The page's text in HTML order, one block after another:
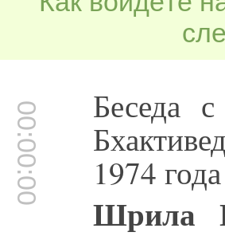
00:00:00 Беседа
1974
Шрила